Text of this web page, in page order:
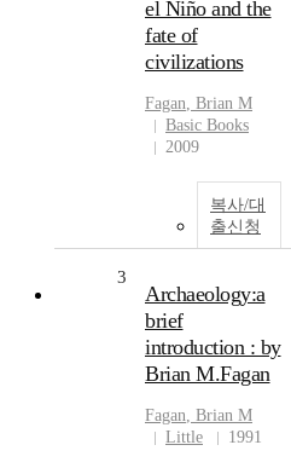
el Niño and the
fate of
civilizations
Fagan, Brian M
Basic Books
2009
복사/대
출신청
3
Archaeology:a
brief
introduction : by
Brian M.Fagan
Fagan, Brian M
Little
1991